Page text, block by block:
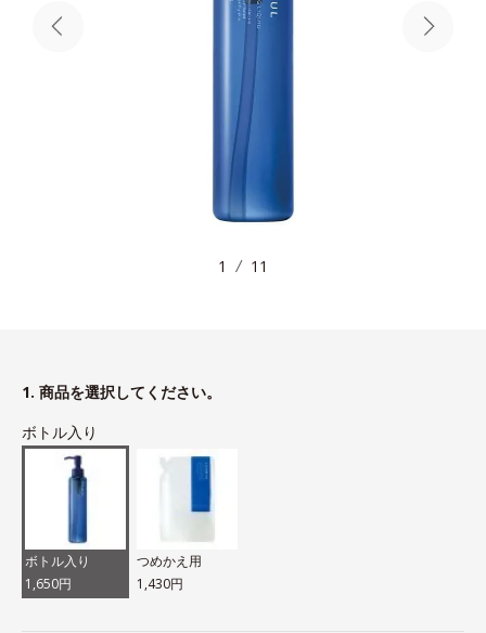
1 11
1. 商品を選択してください。
ボトル入り
ボトル入り
1,650円
つめかえ用
1,430円